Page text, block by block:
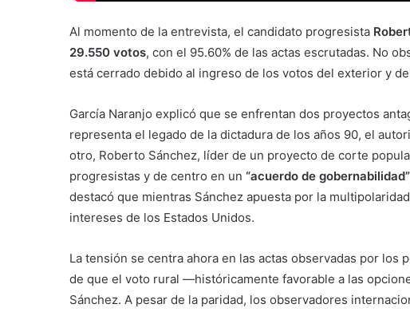
Al momento de la entrevista, el candidato progresista
29.550 votos, con el 95.60% de las actas escrutadas. No
está cerrado debido al ingreso de los votos del exterior y
García Naranjo explicó que se enfrentan dos proyectos
representa el legado de la dictadura de los años 90, el
otro, Roberto Sánchez, líder de un proyecto de corte
progresistas y de centro en un “acuerdo de gobernabilidad”
destacó que mientras Sánchez apuesta por la
intereses de los Estados Unidos.
La tensión se centra ahora en las actas observadas por los
de que el voto rural —históricamente favorable a las
Sánchez. A pesar de la paridad, los observadores